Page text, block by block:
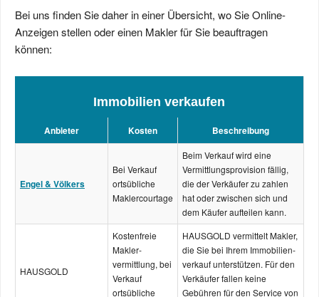
Bei uns finden Sie daher in einer Übersicht, wo Sie Online-
Anzeigen stellen oder einen Makler für Sie beauftragen
können:
Immobilien verkaufen
Anbieter Kosten Beschreibung
Engel & Völkers
Bei Verkauf
ortsübliche
Makler­courtage
Beim Verkauf wird eine
Vermittlungs­provision fällig,
die der Verkäufer zu zahlen
hat oder zwischen sich und
dem Käufer aufteilen kann.
HAUSGOLD
Kostenfreie
Makler­
vermittlung, bei
Verkauf
ortsübliche
HAUSGOLD vermittelt Makler,
die Sie bei Ihrem Immobilien­
verkauf unterstützen. Für den
Verkäufer fallen keine
Gebühren für den Service von